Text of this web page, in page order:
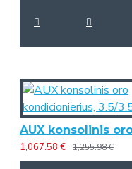
1,067.58 € 1,255.98 €